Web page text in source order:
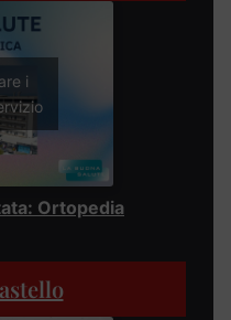
i
Ortopedia